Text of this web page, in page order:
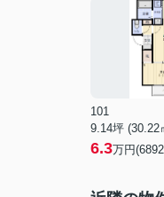
101
9.14坪 (30.22
6.3万円